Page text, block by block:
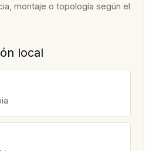
montaje o topología según el
local